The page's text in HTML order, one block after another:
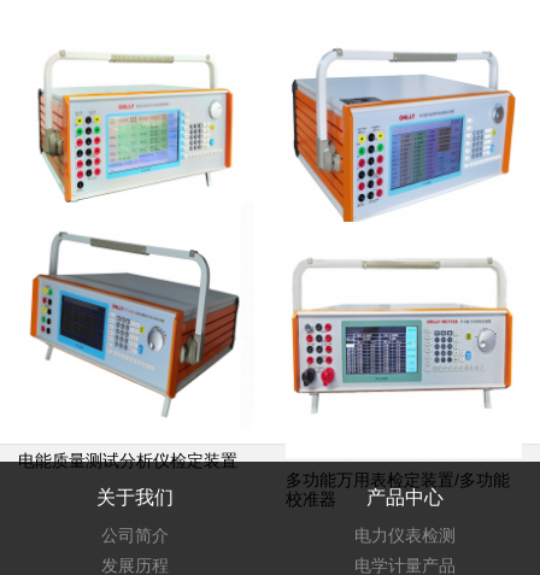
变电站综合自动化系统校验仪
多功能交流采样变送器检定装
电能质量测试分析仪检定装置
多功能万用表检定装置/多功能
校准器
关于我们
公司简介
发展历程
产品中心
电力仪表检测
电学计量产品